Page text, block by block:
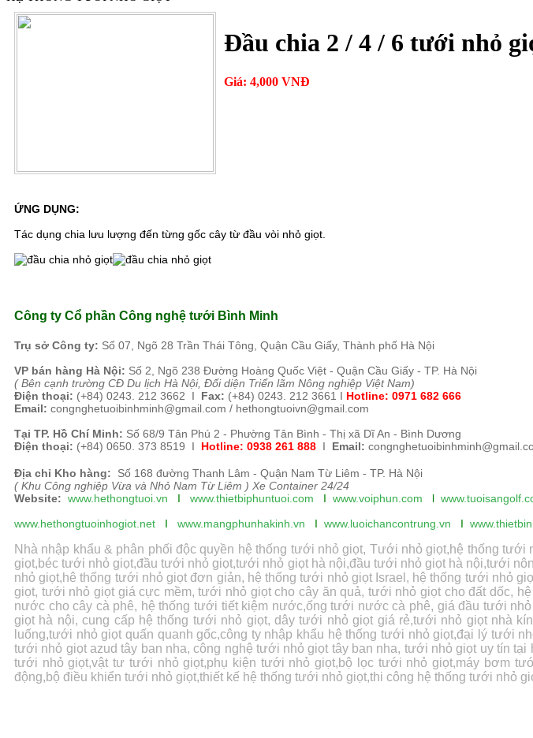
Đầu chia 2 / 4 / 6 tưới nhỏ
Giá: 4,000 VNĐ
ỨNG DỤNG:
Tác dụng chia lưu lượng đến từng gốc cây từ đầu vòi nhỏ giọt.
Công ty Cổ phần Công nghệ tưới Bình Minh
Trụ sở Công ty: Số 07, Ngõ 28 Trần Thái Tông, Quận Cầu Giấy, Thành phố Hà Nội
VP bán hàng Hà Nội: Số 2, Ngõ 238 Đường Hoàng Quốc Việt - Quận Cầu Giấy - TP. Hà Nội
( Bên cạnh trường CĐ Du lịch Hà Nội, Đối diện Triển lãm Nông nghiệp Việt Nam)
Điện thoại: (+84) 0243. 212 3662 I Fax: (+84) 0243. 212 3661 I Hotline: 0971 682 666
Email: congnghetuoibinhminh@gmail.com / hethongtuoivn@gmail.com
Tại TP. Hồ Chí Minh: Số 68/9 Tân Phú 2 - Phường Tân Bình - Thị xã Dĩ An - Bình Dương
Điện thoại: (+84) 0650. 373 8519 I Hotline: 0938 261 888 I Email:
Địa chỉ Kho hàng: Số 168 đường Thanh Lâm - Quận Nam Từ Liêm - TP. Hà Nội
( Khu Công nghiệp Vừa và Nhỏ Nam Từ Liêm ) Xe Container 24/24
Website: www.hethongtuoi.vn I www.thietbiphuntuoi.com I www.voiphun.com l www.tuoisangolf.
www.hethongtuoinhogiot.net
I www.mangphunhakinh.vn I www.luoichancontrung.vn I
Nhà nhập khẩu & phân phối độc quyền hệ thống tưới nhỏ giọt, Tưới nhỏ giọt,hệ thống
giọt,béc tưới nhỏ giọt,đầu tưới nhỏ giọt,tưới nhỏ giọt hà nội,đầu tưới nhỏ giọt hà nội,tưới
nhỏ giọt,hê thống tưới nhỏ giọt đơn giản, hệ thống tưới nhỏ giọt Israel, hệ thống tưới nhỏ
giọt, tưới nhỏ giọt giá cực mềm, tưới nhỏ giọt cho cây ăn quả, tưới nhỏ giọt cho đất dốc,
nước cho cây cà phê, hệ thống tưới tiết kiệm nước,ống tưới nước cà phê, giá đầu tưới
giọt hà nội, cung cấp hệ thống tưới nhỏ giọt, dây tưới nhỏ giọt giá rẻ,tưới nhỏ giọt nhà
luống,tưới nhỏ giọt quấn quanh gốc,công ty nhập khẩu hệ thống tưới nhỏ giọt,đại lý tưới
tưới nhỏ giọt azud tây ban nha, công nghệ tưới nhỏ giọt tây ban nha, tưới nhỏ giọt uy tín
tưới nhỏ giọt,vật tư tưới nhỏ giọt,phụ kiện tưới nhỏ giọt,bộ lọc tưới nhỏ giọt,máy bơm
động,bộ điều khiển tưới nhỏ giọt,thiết kế hệ thống tưới nhỏ giọt,thi công hệ thống tưới nhỏ